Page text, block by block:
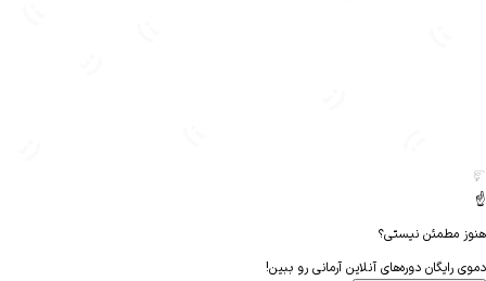
مطمئن نیستی؟
رایگان دوره‌های آنلاین آرمانی رو ببین!